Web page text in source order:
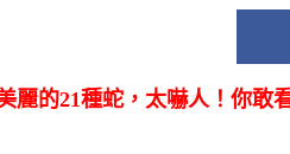
麗的21種蛇，太嚇人！你敢